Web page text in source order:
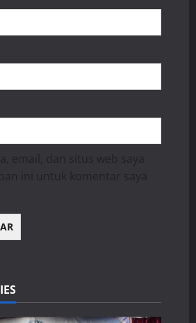
email, dan situs web saya
ini untuk komentar saya